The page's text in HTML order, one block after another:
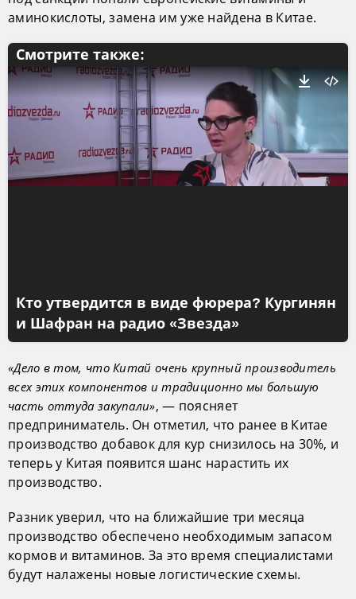
аминокислоты, замена им уже найдена в Китае.
Смотрите также:
Кто утвердится в виде фюрера? Кургинян
и Шафран на радио «Звезда»
«Дело в том, что Китай очень крупный производитель
всех этих компонентов и традиционно мы большую
часть оттуда закупали», — поясняет
предприниматель. Он отметил, что ранее в Китае
производство добавок для кур снизилось на 30%, и
теперь у Китая появится шанс нарастить их
производство.
Разник уверил, что на ближайшие три месяца
производство обеспечено необходимым запасом
кормов и витаминов. За это время специалистами
будут налажены новые логистические схемы.